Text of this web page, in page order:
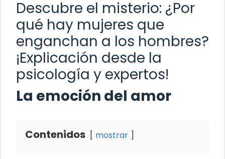
Descubre el misterio: ¿Por
qué hay mujeres que
enganchan a los hombres?
¡Explicación desde la
psicología y expertos!
La emoción del amor
Contenidos mostrar